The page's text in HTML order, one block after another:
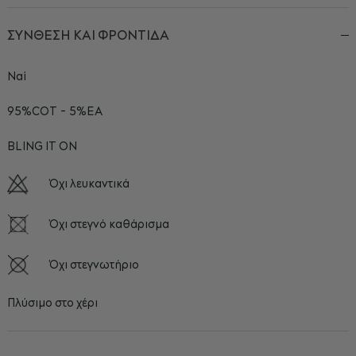
ΣΥΝΘΕΣΗ ΚΑΙ ΦΡΟΝΤΙΔΑ
Ναί
95%COT - 5%EA
BLING IT ON
Όχι λευκαντικά
Όχι στεγνό καθάρισμα
Όχι στεγνωτήριο
Πλύσιμο στο χέρι